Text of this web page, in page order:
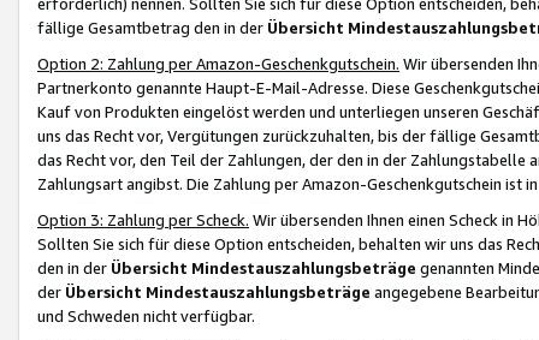
fällige Gesamtbetrag den in der Übersicht
Option 2: Zahlung per Amazon-Geschenkgutschein. Wir übersenden
Partnerkonto genannte Haupt-E-Mail-Adresse. Diese
Kauf von Produkten eingelöst werden und unterliegen unseren
uns das Recht vor, Vergütungen zurückzuhalten, bis der fällige
das Recht vor, den Teil der Zahlungen, der den in der
Zahlungsart angibst. Die Zahlung per Amazon-Geschenkgutschein ist
Option 3: Zahlung per Scheck. Wir übersenden Ihnen einen Scheck in
Sollten Sie sich für diese Option entscheiden, behalten wir uns das
den in der Übersicht Mindestauszahlungsbeträge genannten
der Übersicht Mindestauszahlungsbeträge angegebene
und Schweden nicht verfügbar.